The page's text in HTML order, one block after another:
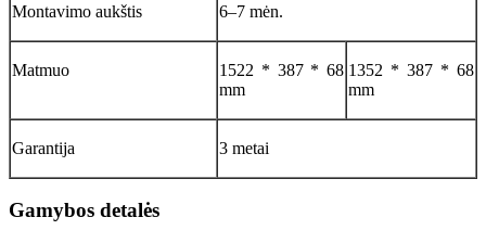
Montavimo aukštis 6–7 mėn.
Matmuo
1522 * 387 * 68
mm
1352 * 387 * 68
mm
Garantija 3 metai
Gamybos detalės